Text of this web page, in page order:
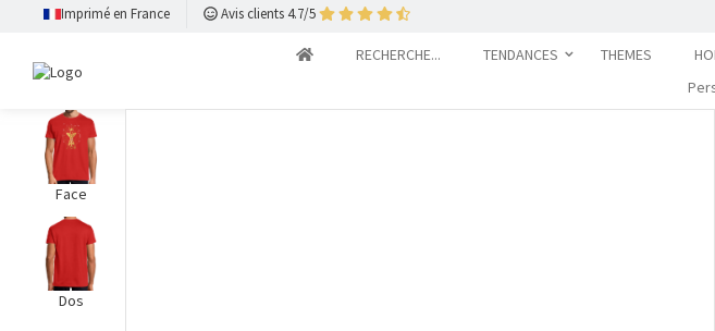
Imprimé en France Avis clients 4.7/5
RECHERCHE... TENDANCES THEMES
Face
Dos